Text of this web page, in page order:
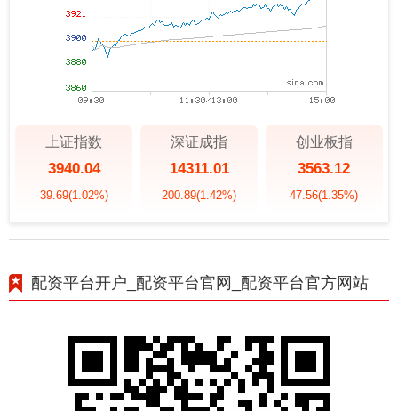
上证指数
3940.04
39.69(1.02%)
深证成指
14311.01
200.89(1.42%)
创业板指
3563.12
47.56(1.35%)
配资平台开户_配资平台官网_配资平台官方网站